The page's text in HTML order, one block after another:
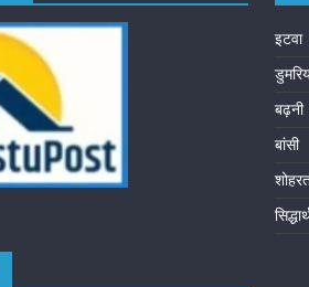
इटवा
बढ़नी
बांसी